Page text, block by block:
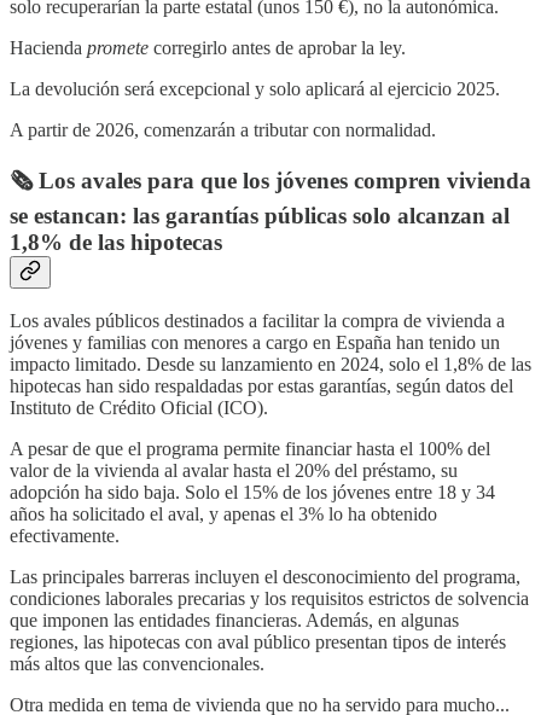
solo recuperarían la parte estatal (unos 150 €), no la autonómica.
Hacienda promete corregirlo antes de aprobar la ley.
La devolución será excepcional y solo aplicará al ejercicio 2025.
A partir de 2026, comenzarán a tributar con normalidad.
🗞️ Los avales para que los jóvenes compren vivienda
se estancan: las garantías públicas solo alcanzan al
1,8% de las hipotecas
Los avales públicos destinados a facilitar la compra de vivienda a
jóvenes y familias con menores a cargo en España han tenido un
impacto limitado. Desde su lanzamiento en 2024, solo el 1,8% de las
hipotecas han sido respaldadas por estas garantías, según datos del
Instituto de Crédito Oficial (ICO).
A pesar de que el programa permite financiar hasta el 100% del
valor de la vivienda al avalar hasta el 20% del préstamo, su
adopción ha sido baja. Solo el 15% de los jóvenes entre 18 y 34
años ha solicitado el aval, y apenas el 3% lo ha obtenido
efectivamente​.
Las principales barreras incluyen el desconocimiento del programa,
condiciones laborales precarias y los requisitos estrictos de solvencia
que imponen las entidades financieras. Además, en algunas
regiones, las hipotecas con aval público presentan tipos de interés
más altos que las convencionales.
Otra medida en tema de vivienda que no ha servido para mucho...